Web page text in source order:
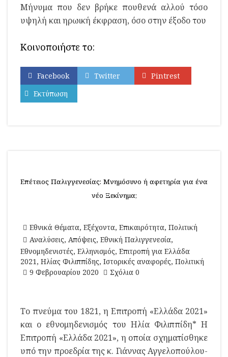
Μήνυμα που δεν βρήκε πουθενά αλλού τόσο
υψηλή και ηρωική έκφραση, όσο στην έξοδο του
Κοινοποιήστε το:
Facebook Twitter
Pintrest
Εκτύπωση
Επέτειος Παλιγγενεσίας: Μνημόσυνο ή αφετηρία για ένα
νέο Ξεκίνημα;
Εθνικά Θέματα, Εξέχοντα, Επικαιρότητα, Πολιτική
Αναλύσεις, Απόψεις, Εθνική Παλιγγενεσία,
Εθνομηδενιστές, Ελληνισμός, Επιτροπή για Ελλάδα
2021, Ηλίας Φιλιππίδης, Ιστορικές αναφορές, Πολιτική
9 Φεβρουαρίου 2020
Σχόλια 0
Το πνεύμα του 1821, η Επιτροπή «Ελλάδα 2021»
και ο εθνομηδενισμός του Ηλία Φιλιππίδη* Η
Επιτροπή «Ελλάδα 2021», η οποία σχηματίσθηκε
υπό την προεδρία της κ. Γιάννας Αγγελοπούλου-